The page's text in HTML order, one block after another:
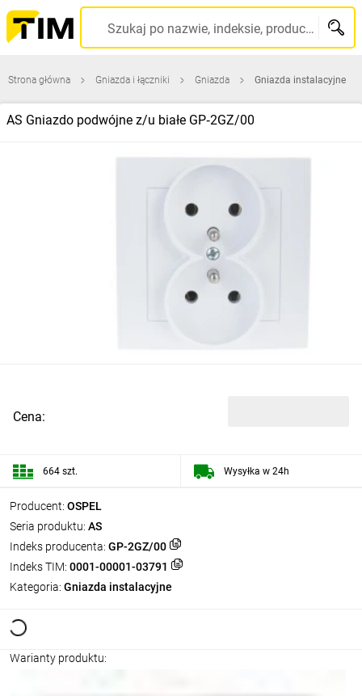
Szukaj po nazwie, indeksie, producencie, kodzie kreskowym...
Strona główna Gniazda i łączniki Gniazda Gniazda instalacyjne
AS Gniazdo podwójne z/u białe GP‑2GZ/00
Producent: OSPEL
Seria produktu: AS
Indeks producenta: GP-2GZ/00
Indeks TIM: 0001-00001-03791
Kategoria: Gniazda instalacyjne
Warianty produktu:
Cena:
664 szt. Wysyłka w 24h